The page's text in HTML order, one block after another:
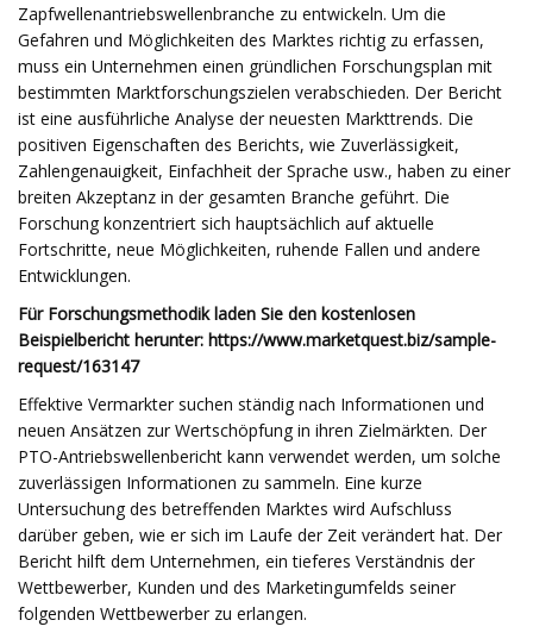
Zapfwellenantriebswellenbranche zu entwickeln. Um die
Gefahren und Möglichkeiten des Marktes richtig zu erfassen,
muss ein Unternehmen einen gründlichen Forschungsplan mit
bestimmten Marktforschungszielen verabschieden. Der Bericht
ist eine ausführliche Analyse der neuesten Markttrends. Die
positiven Eigenschaften des Berichts, wie Zuverlässigkeit,
Zahlengenauigkeit, Einfachheit der Sprache usw., haben zu einer
breiten Akzeptanz in der gesamten Branche geführt. Die
Forschung konzentriert sich hauptsächlich auf aktuelle
Fortschritte, neue Möglichkeiten, ruhende Fallen und andere
Entwicklungen.
Für Forschungsmethodik laden Sie den kostenlosen
Beispielbericht herunter: https://www.marketquest.biz/sample-
request/163147
Effektive Vermarkter suchen ständig nach Informationen und
neuen Ansätzen zur Wertschöpfung in ihren Zielmärkten. Der
PTO-Antriebswellenbericht kann verwendet werden, um solche
zuverlässigen Informationen zu sammeln. Eine kurze
Untersuchung des betreffenden Marktes wird Aufschluss
darüber geben, wie er sich im Laufe der Zeit verändert hat. Der
Bericht hilft dem Unternehmen, ein tieferes Verständnis der
Wettbewerber, Kunden und des Marketingumfelds seiner
folgenden Wettbewerber zu erlangen.